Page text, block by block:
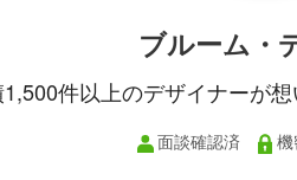
ブルーム・
件以上のデザイナーが
面談確認済 機